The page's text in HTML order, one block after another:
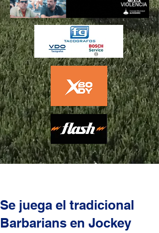
Se juega el tradicional
Barbarians en Jockey